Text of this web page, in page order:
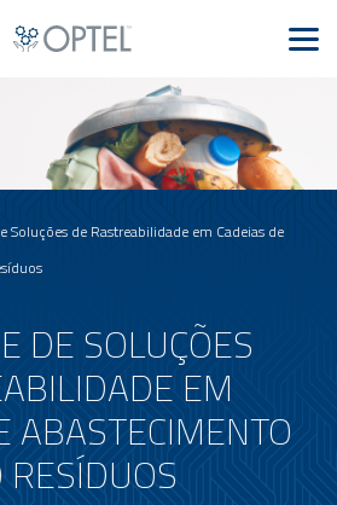
Soluções de Rastreabilidade em Cadeias de
DE SOLUÇÕES
EM
ABASTECIMENTO